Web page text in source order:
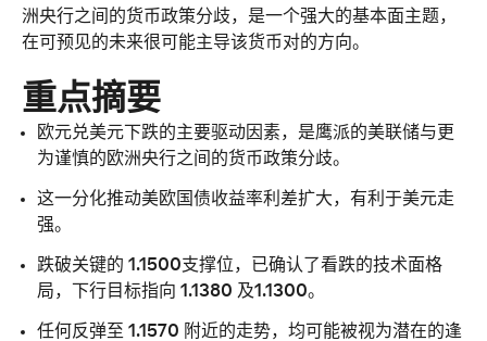
洲央行之间的货币政策分歧，是一个强大的基本面主题，
在可预见的未来很可能主导该货币对的方向。
重点摘要
欧元兑美元 下跌的主要驱动因素，是鹰派的美联储与更
为谨慎的欧洲央行之间的货币政策分歧。
这一分化推动美欧国债收益率利差扩大，有利于美元走
强。
跌破关键的 1.1500支撑位，已确认了看跌的技术面格
局，下行目标指向 1.1380 及1.1300。
任何反弹至 1.1570 附近的走势，均可能被视为潜在的逢